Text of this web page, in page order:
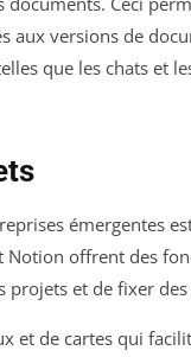
aux versions de
que les chats et
émergentes
Notion offrent des
projets et de fixer des
et de cartes qui